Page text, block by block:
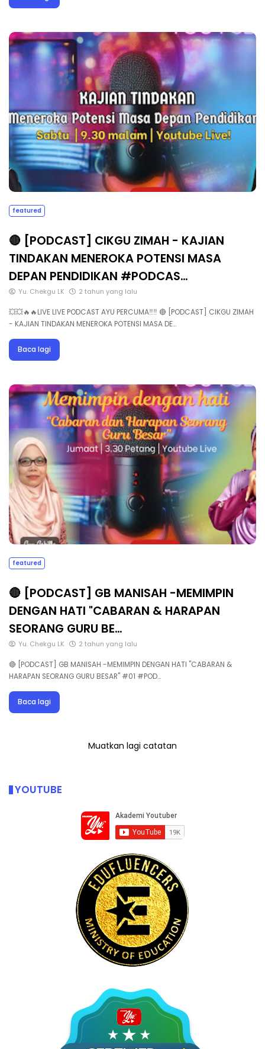
featured
🔴 [PODCAST] CIKGU ZIMAH - KAJIAN
TINDAKAN MENEROKA POTENSI MASA
DEPAN PENDIDIKAN #PODCAS…
Yu. Chekgu LK 2 tahun yang lalu
💥💥🔥🔥LIVE LIVE PODCAST AYU PERCUMA‼️‼️ 🔴 [PODCAST] CIKGU ZIMAH
- KAJIAN TINDAKAN MENEROKA POTENSI MASA DE…
Baca lagi
featured
🔴 [PODCAST] GB MANISAH -MEMIMPIN
DENGAN HATI "CABARAN & HARAPAN
SEORANG GURU BE…
Yu. Chekgu LK 2 tahun yang lalu
🔴 [PODCAST] GB MANISAH -MEMIMPIN DENGAN HATI "CABARAN &
HARAPAN SEORANG GURU BESAR" #01 #POD…
Baca lagi
Muatkan lagi catatan
YOUTUBE